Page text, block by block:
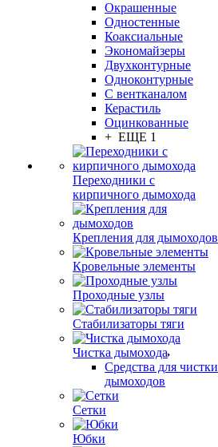
Окрашенные
Одностенные
Коаксиальные
Экономайзеры
Двухконтурные
Одноконтурные
С вентканалом
Керастиль
Оцинкованные
+ ЕЩЕ 1
Переходники с
кирпичного дымохода
Крепления для дымоходов
Кровельные элементы
Проходные узлы
Стабилизаторы тяги
Чистка дымохода
Средства для чистки
дымоходов
Сетки
Юбки